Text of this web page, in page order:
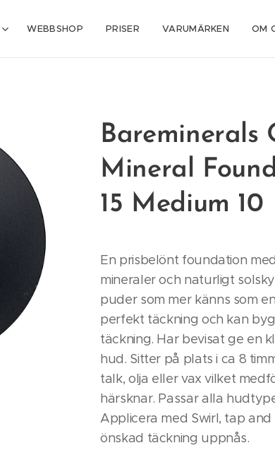
WEBBSHOP PRISER VARUMÄRKEN OM
Bareminerals
Mineral
15 Medium 10
En prisbelönt foundation
mineraler och naturligt
puder som mer känns som
perfekt täckning och kan
täckning. Har bevisat ge en
hud. Sitter på plats i ca 8
talk, olja eller vax vilket
härsknar. Passar alla
Applicera med Swirl, tap
önskad täckning uppnås.